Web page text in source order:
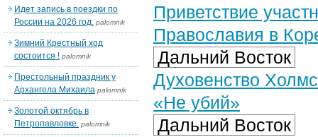
Приветствие
Православия в
Дальний Восток
Духовенство
«Не убий»
Дальний Восток
Идет запись в поездки по
России на 2026 год. palomnik
Зимний Крестный ход
состоится ! palomnik
Престольный праздник у
Архангела Михаила palomnik
Золотой октябрь в
Петропавловке. palomnik